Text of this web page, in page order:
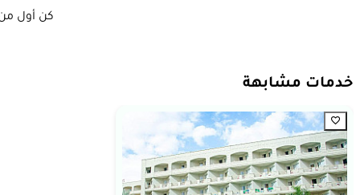
كن أول
خدمات مشابهة